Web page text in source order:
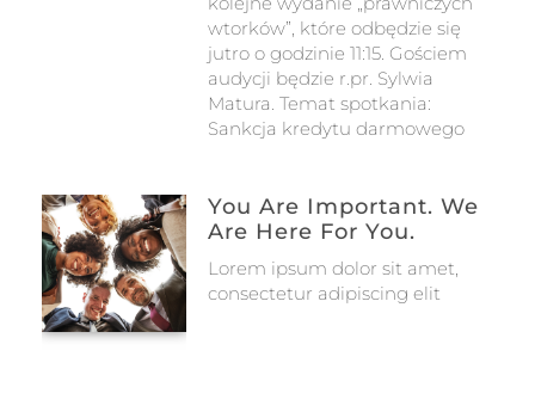
wtorków”, które odbędzie się
jutro o godzinie 11:15. Gościem
audycji będzie r.pr. Sylwia
Matura. Temat spotkania:
Sankcja kredytu darmowego
You Are Important. We
Are Here For You.
Lorem ipsum dolor sit amet,
consectetur adipiscing elit